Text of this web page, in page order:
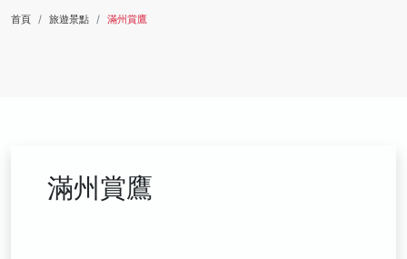
首頁 旅遊景點 滿州賞鷹
滿州賞鷹